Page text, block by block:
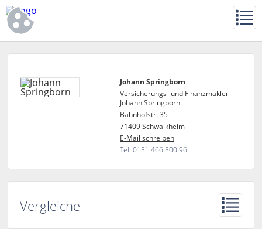
Johann Springborn
Versicherungs- und Finanzmakler
Johann Springborn
Bahnhofstr. 35
71409 Schwaikheim
E-Mail schreiben
Tel. 0151 466 500 96
Vergleiche